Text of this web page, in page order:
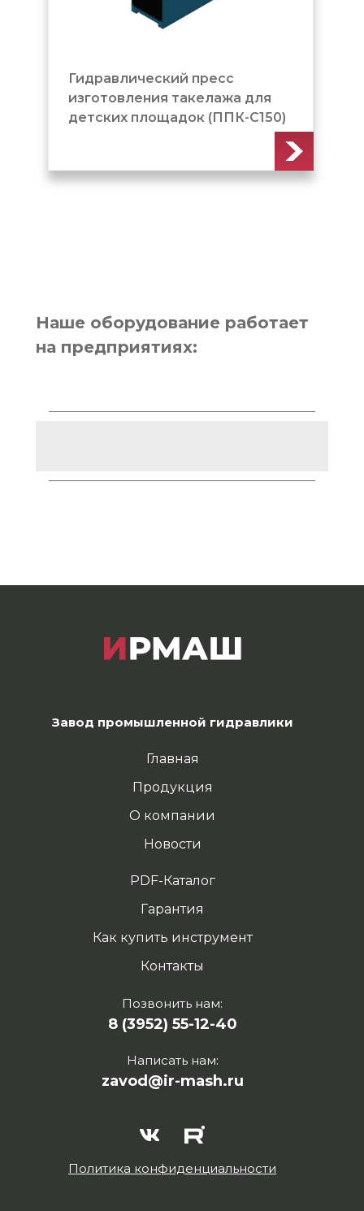
Гидравлический пресс
изготовления такелажа для
детских площадок (ППК-С150)
Наше оборудование работает
на предприятиях:
Завод промышленной гидравлики
Главная
Продукция
О компании
Новости
PDF-Каталог
Гарантия
Как купить инструмент
Контакты
Позвонить нам:
8 (3952) 55-12-40
Написать нам:
zavod@ir-mash.ru
Политика конфиденциальности